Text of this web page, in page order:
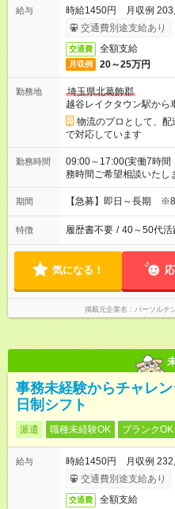
給与
時給1450円 月収例
交通費別途支給あり
交通費 全額支給
月収例 20～25万円
勤務地
埼玉県北葛飾郡
越谷レイクタウン駅から
物流のプロとして、
で対応しています
勤務時間
09:00～17:00(実働7時
務時間ご希望相談いたし
期間 【急募】即日～長期 ※8
特徴 履歴書不要 / 40～50代活
気になる！
掲載元企業名 パーソルテ
事務未経験からチャレ
日制シフト
派遣 職種未経験OK ブランクOK
給与
時給1450円 月収例
交通費別途支給あり
交通費 全額支給